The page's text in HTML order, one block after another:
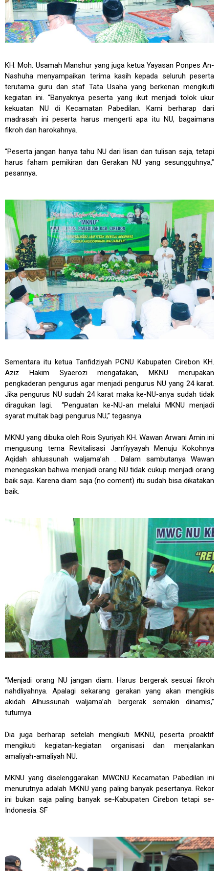
KH. Moh. Usamah Manshur yang juga ketua Yayasan Ponpes An-
Nashuha menyampaikan terima kasih kepada seluruh peserta
terutama guru dan staf Tata Usaha yang berkenan mengikuti
kegiatan ini. “Banyaknya peserta yang ikut menjadi tolok ukur
kekuatan NU di Kecamatan Pabedilan. Kami berharap dari
madrasah ini peserta harus mengerti apa itu NU, bagaimana
fikroh dan harokahnya.
“Peserta jangan hanya tahu NU dari lisan dan tulisan saja, tetapi
harus faham pemikiran dan Gerakan NU yang sesungguhnya,”
pesannya.
Sementara itu ketua Tanfidziyah PCNU Kabupaten Cirebon KH.
Aziz Hakim Syaerozi mengatakan, MKNU merupakan
pengkaderan pengurus agar menjadi pengurus NU yang 24 karat.
Jika pengurus NU sudah 24 karat maka ke-NU-anya sudah tidak
diragukan lagi. “Penguatan ke-NU-an melalui MKNU menjadi
syarat multak bagi pengurus NU,” tegasnya.
MKNU yang dibuka oleh Rois Syuriyah KH. Wawan Arwani Amin ini
mengusung tema Revitalisasi Jam’iyyayah Menuju Kokohnya
Aqidah ahlussunah waljama’ah . Dalam sambutanya Wawan
menegaskan bahwa menjadi orang NU tidak cukup menjadi orang
baik saja. Karena diam saja (no coment) itu sudah bisa dikatakan
baik.
“Menjadi orang NU jangan diam. Harus bergerak sesuai fikroh
nahdliyahnya. Apalagi sekarang gerakan yang akan mengikis
akidah Alhussunah waljama’ah bergerak semakin dinamis,”
tuturnya.
Dia juga berharap setelah mengikuti MKNU, peserta proaktif
mengikuti kegiatan-kegiatan organisasi dan menjalankan
amaliyah-amaliyah NU.
MKNU yang diselenggarakan MWCNU Kecamatan Pabedilan ini
menurutnya adalah MKNU yang paling banyak pesertanya. Rekor
ini bukan saja paling banyak se-Kabupaten Cirebon tetapi se-
Indonesia. SF